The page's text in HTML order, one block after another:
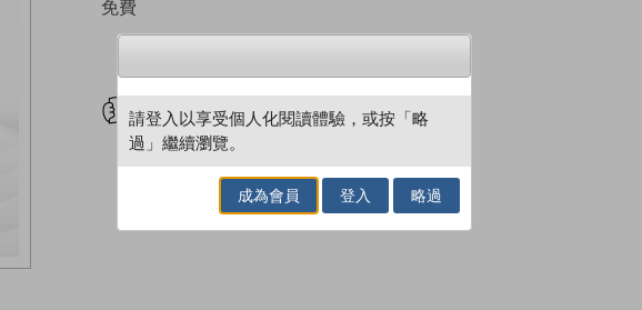
免費
試閲 加入閱讀紀錄
請登入以享受個人化閱讀體驗，或按「略
過」繼續瀏覽。
成為會員 登入 略過